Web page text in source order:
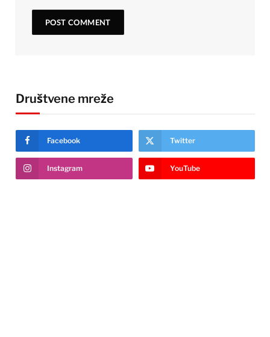
Društvene mreže
Facebook Twitter
Instagram YouTube